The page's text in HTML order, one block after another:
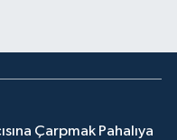
Çarpmak Pahalıya